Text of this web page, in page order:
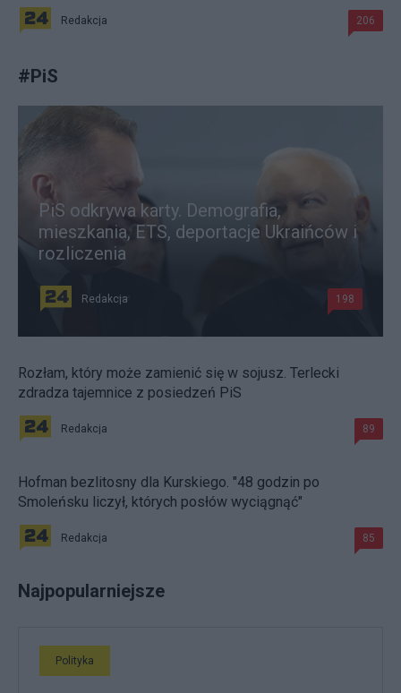
Redakcja 206
#PiS
PiS odkrywa karty. Demografia,
mieszkania, ETS, deportacje Ukraińców i
rozliczenia
Redakcja 198
Rozłam, który może zamienić się w sojusz. Terlecki
zdradza tajemnice z posiedzeń PiS
Redakcja 89
Hofman bezlitosny dla Kurskiego. "48 godzin po
Smoleńsku liczył, których posłów wyciągnąć"
Redakcja 85
Najpopularniejsze
Polityka